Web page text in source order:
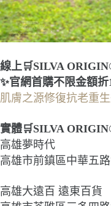
線上🛒SILVA
✨官網首購不限金額折
肌膚之源修復抗老重
實體🛒SILVA
高雄夢時代
高雄市前鎮區中華五
高雄大遠百 遠東百貨